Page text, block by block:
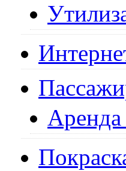
Аренда